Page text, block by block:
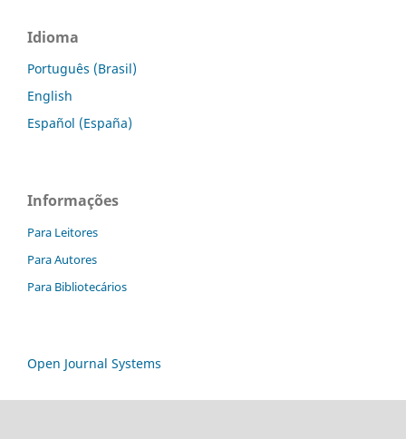
Idioma
Português (Brasil)
English
Español (España)
Informações
Para Leitores
Para Autores
Para Bibliotecários
Open Journal Systems